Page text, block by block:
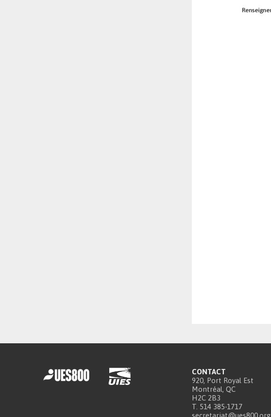
CONTACT
920, Port Royal Est
Montréal, QC
H2C 2B3
T. 514 385-1717
secretariat@ues800.org